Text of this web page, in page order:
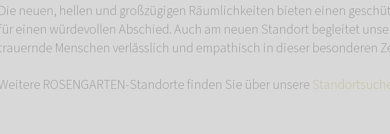
Die neuen, hellen und großzügigen Räumlichkeiten bieten einen
einen würdevollen Abschied. Auch am neuen Standort begleitet
Menschen verlässlich und empathisch in dieser besonderen
ROSENGARTEN-Standorte finden Sie über unsere